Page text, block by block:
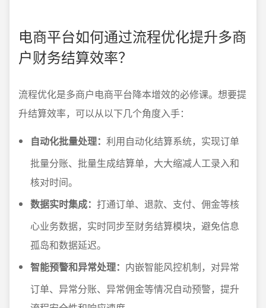
电商平台如何通过流程优化提升多商
户财务结算效率？
流程优化是多商户电商平台降本增效的必修课。想要提
升结算效率，可以从以下几个角度入手：
自动化批量处理： 利用自动化结算系统，实现订单
批量分账、批量生成结算单，大大缩减人工录入和
核对时间。
数据实时集成： 打通订单、退款、支付、佣金等核
心业务数据，实时同步至财务结算模块，避免信息
孤岛和数据延迟。
智能预警和异常处理： 内嵌智能风控机制，对异常
订单、异常分账、异常佣金等情况自动预警，提升